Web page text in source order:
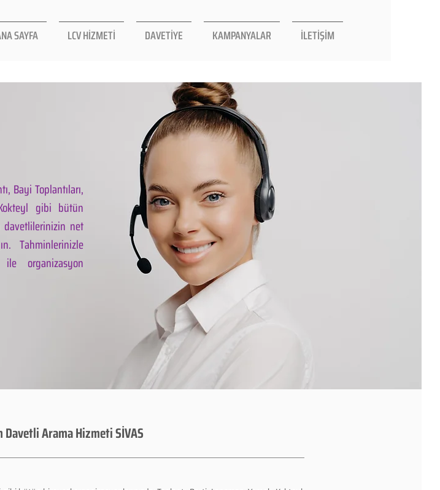
SAYFA LCV HİZMETİ DAVETİYE KAMPANYALAR İLETİŞİM
Bayi Toplantıları,
gibi bütün
davetlilerinizin net
Tahminlerinizle
organizasyon
Davetli Arama Hizmeti SİVAS